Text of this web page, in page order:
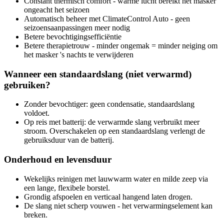
ongeacht het seizoen
Automatisch beheer met ClimateControl Auto - geen
seizoensaanpassingen meer nodig
Betere bevochtigingsefficiëntie
Betere therapietrouw - minder ongemak = minder neiging om
het masker 's nachts te verwijderen
Wanneer een standaardslang (niet verwarmd)
gebruiken?
Zonder bevochtiger: geen condensatie, standaardslang
voldoet.
Op reis met batterij: de verwarmde slang verbruikt meer
stroom. Overschakelen op een standaardslang verlengt de
gebruiksduur van de batterij.
Onderhoud en levensduur
Wekelijks reinigen met lauwwarm water en milde zeep via
een lange, flexibele borstel.
Grondig afspoelen en verticaal hangend laten drogen.
De slang niet scherp vouwen - het verwarmingselement kan
breken.